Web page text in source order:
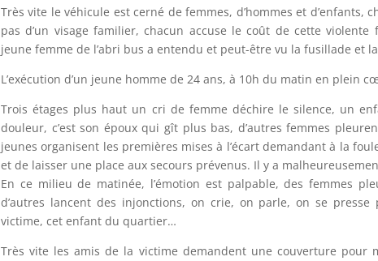
Très vite le véhicule est cerné de femmes, d’hommes et d’enfants,
pas d’un visage familier, chacun accuse le coût de cette
jeune femme de l’abri bus a entendu et peut-être vu la fusillade et
L’exécution d’un jeune homme de 24 ans, à 10h du matin en plein
Trois étages plus haut un cri de femme déchire le silence, un
douleur, c’est son époux qui gît plus bas, d’autres femmes
jeunes organisent les premières mises à l’écart demandant à la
et de laisser une place aux secours prévenus. Il y a
En ce milieu de matinée, l’émotion est palpable, des femmes
d’autres lancent des injonctions, on crie, on parle, on se
victime, cet enfant du quartier…
Très vite les amis de la victime demandent une couverture pour